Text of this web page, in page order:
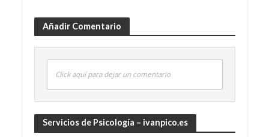
Añadir Comentario
Click aquí para dejar un comentario
Servicios de Psicología – ivanpico.es